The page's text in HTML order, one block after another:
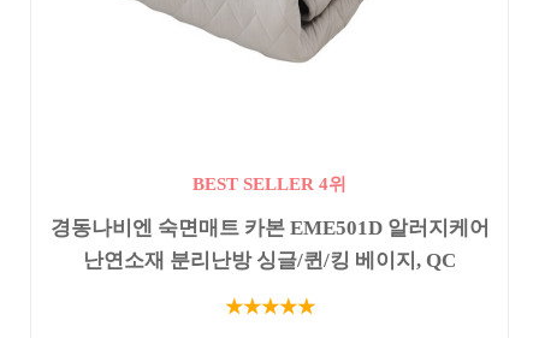
BEST SELLER 4위
경동나비엔 숙면매트 카본 EME501D 알러지케어
난연소재 분리난방 싱글/퀸/킹 베이지, QC
★★★★★